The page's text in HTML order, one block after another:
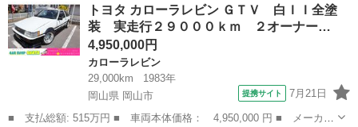
Ｔ ＡＰＥＸ ソレックス ステンタコ足 マフラー 新品車高調
燃料タンク交...
トヨタ カローラレビン ＧＴＶ 白ＩＩ全塗
装 実走行２９０００ｋｍ ２オーナー…
4,950,000円
カローラレビン
29,000km
1983年
岡山県 岡山市
提携サイト 7月21日
■ 支払総額: 515万円 ■ 車両本体価格： 4,950,000 円 ■ メーカー